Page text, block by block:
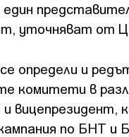
един
уточняват от
определи и
комитети в
и вицепрезидент,
по БНТ и